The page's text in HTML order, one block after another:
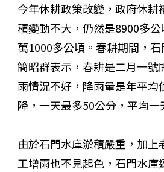
今年休耕政策改變，政府休
積變動不大，仍然是8900多
萬1000多公頃。春耕期間，
簡昭群表示，春耕是二月一
雨情況不好，降雨量是年平
降，一天最多50公分，平均一
由於石門水庫淤積嚴重，加
工增雨也不見起色，石門水